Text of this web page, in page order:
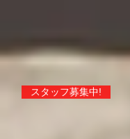
スタッフ募集中!